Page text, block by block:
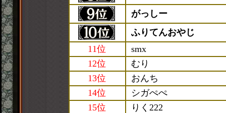
がっしー
ふりてんおやじ
11位
smx
12位
むり
13位
おんち
14位
シガぺぺ
15位
りく222